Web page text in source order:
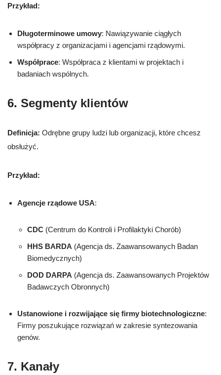
Przykład:
Długoterminowe umowy: Nawiązywanie ciągłych
współpracy z organizacjami i agencjami rządowymi.
Współprace: Współpraca z klientami w projektach i
badaniach wspólnych.
6. Segmenty klientów
Definicja: Odrębne grupy ludzi lub organizacji, które chcesz
obsłużyć.
Przykład:
Agencje rządowe USA:
CDC (Centrum do Kontroli i Profilaktyki Chorób)
HHS BARDA (Agencja ds. Zaawansowanych Badan
Biomedycznych)
DOD DARPA (Agencja ds. Zaawansowanych Projektów
Badawczych Obronnych)
Ustanowione i rozwijające się firmy biotechnologiczne:
Firmy poszukujące rozwiązań w zakresie syntezowania
genów.
7. Kanały